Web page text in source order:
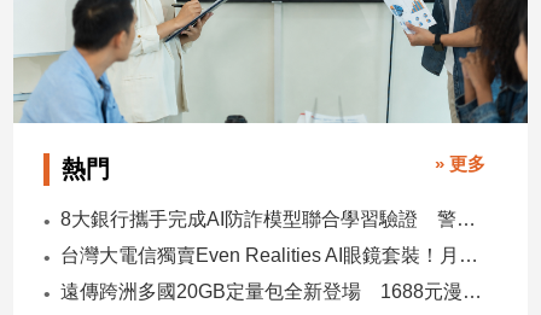
生
活
築/
室
計
旅
熱門 » 更多
8大銀行攜手完成AI防詐模型聯合學習驗證 警示帳戶準確度提升2倍
台灣大電信獨賣Even Realities AI眼鏡套裝！月付1399元 專案價3990
遠傳跨洲多國20GB定量包全新登場 1688元漫遊逾百國家！